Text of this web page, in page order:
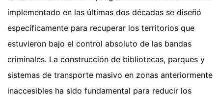
implementado en las últimas dos décadas se diseñó
específicamente para recuperar los territorios que
estuvieron bajo el control absoluto de las bandas
criminales. La construcción de bibliotecas, parques y
sistemas de transporte masivo en zonas anteriormente
inaccesibles ha sido fundamental para reducir los